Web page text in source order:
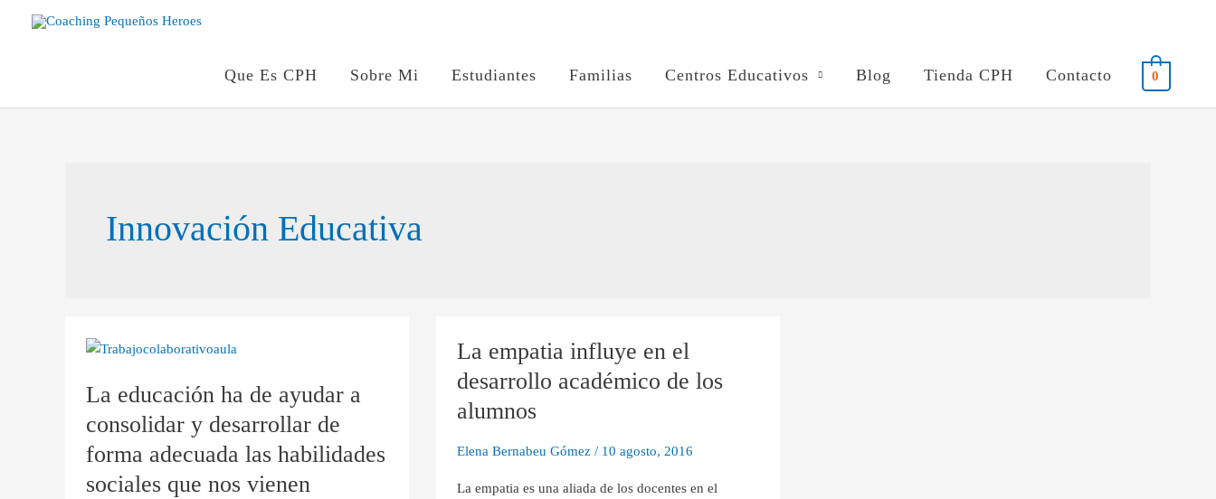
Que Es CPH Sobre Mi Estudiantes Familias Centros Educativos Blog Tienda CPH Contacto 0
Innovación Educativa
La educación ha de ayudar a
consolidar y desarrollar de
forma adecuada las habilidades
sociales que nos vienen
La
ha
ayudar
a
consolidar
La empatia influye en el
desarrollo académico de los
alumnos
Elena Bernabeu Gómez / 10 agosto, 2016
​La empatia es una aliada de los docentes en el
La
influye
en
desarrollo